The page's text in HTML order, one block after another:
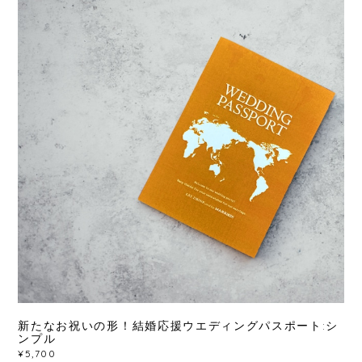
新たなお祝いの形！結婚応援ウエディングパスポート:シ
ンプル
¥5,700